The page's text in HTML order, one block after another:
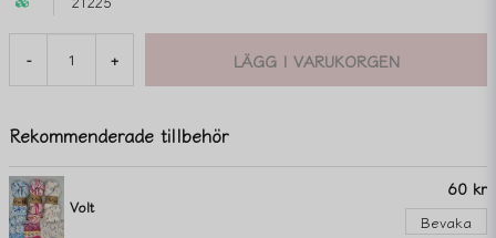
- + LÄGG I VARUKORGEN
Rekommenderade tillbehör
Volt
60 kr
Bevaka